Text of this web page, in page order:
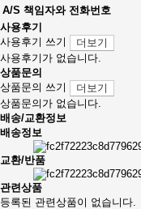
A/S 책임자와 전화번호
사용후기
사용후기 쓰기
더보기
사용후기가 없습니다.
상품문의
상품문의 쓰기
더보기
상품문의가 없습니다.
배송/교환정보
배송정보
교환/반품
관련상품
등록된 관련상품이 없습니다.